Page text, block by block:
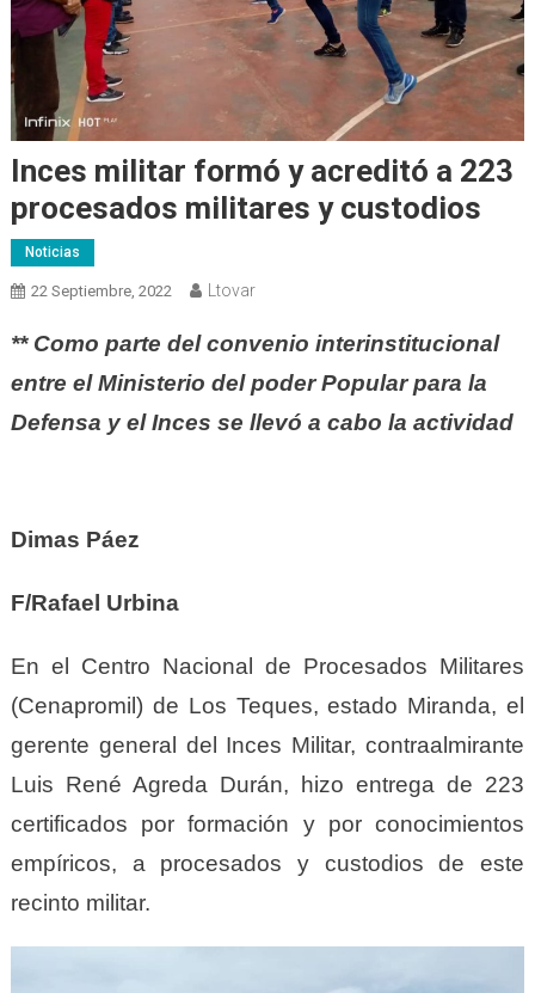
Inces militar formó y acreditó a 223
procesados militares y custodios
Noticias
22 Septiembre, 2022 Ltovar
** Como parte del convenio interinstitucional
entre el Ministerio del poder Popular para la
Defensa y el Inces se llevó a cabo la actividad
Dimas Páez
F/Rafael Urbina
En el Centro Nacional de Procesados Militares
(Cenapromil) de Los Teques, estado Miranda, el
gerente general del Inces Militar, contraalmirante
Luis René Agreda Durán, hizo entrega de 223
certificados por formación y por conocimientos
empíricos, a procesados y custodios de este
recinto militar.